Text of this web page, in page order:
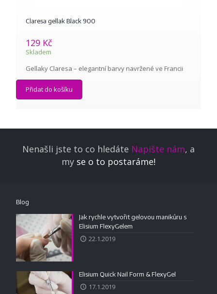
Claresa gellak Black 900
129 Kč
Skladem
Gellaky Claresa – elegantní barvy navržené ve Francii
Přidat do košíku
Nenašli jste to co hledáte Napište nám, a
my se o to postaráme!
Blog
Jak rychle vytvořit gelovou manikůru s
Elisium FlexyGelem
22.1.2019
Elisium Quick Nail Form & FlexyGel
17.1.2019